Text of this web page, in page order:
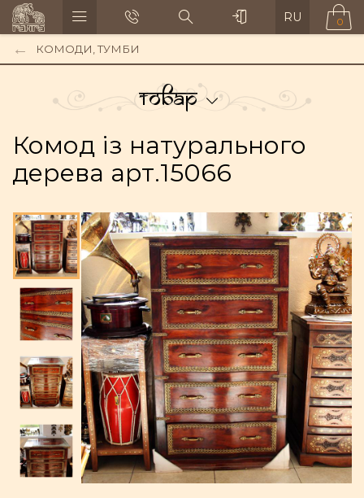
RU 0
КОМОДИ, ТУМБИ
Товар
Комод із натурального
дерева арт.15066